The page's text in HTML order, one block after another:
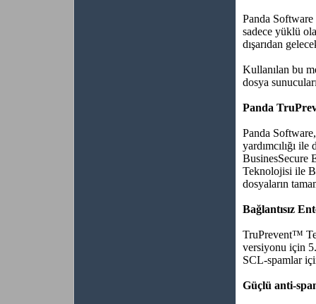
Panda
sadece yüklü
dışarıdan
Kullanılan bu
dosya
Panda
Panda
yardımcılığı
BusinesSecure
Teknolojisi ile
dosyaların
Bağlantısız
TruPrevent™
versiyonu için
SCL-spamlar
Güçlü anti-